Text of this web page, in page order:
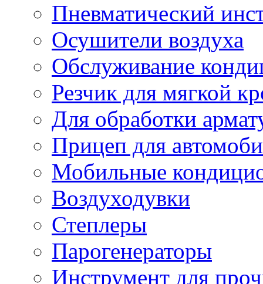
Пневматический
Осушители воздуха
Обслуживание
Резчик для мягкой
Для обработки
Прицеп для
Мобильные
Воздуходувки
Степлеры
Парогенераторы
Инструмент для